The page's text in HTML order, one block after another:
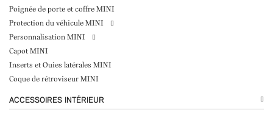
Poignée de porte et coffre MINI
Protection du véhicule MINI
Personnalisation MINI
Capot MINI
Inserts et Ouies latérales MINI
Coque de rétroviseur MINI
ACCESSOIRES INTÉRIEUR